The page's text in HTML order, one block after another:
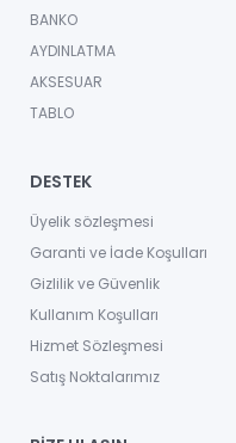
BANKO
AYDINLATMA
AKSESUAR
TABLO
DESTEK
Üyelik sözleşmesi
Garanti ve İade Koşulları
Gizlilik ve Güvenlik
Kullanım Koşulları
Hizmet Sözleşmesi
Satış Noktalarımız